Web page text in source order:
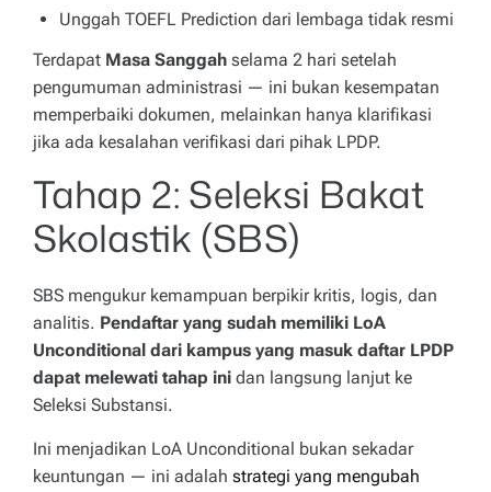
Unggah TOEFL Prediction dari lembaga tidak resmi
Terdapat Masa Sanggah selama 2 hari setelah
pengumuman administrasi — ini bukan kesempatan
memperbaiki dokumen, melainkan hanya klarifikasi
jika ada kesalahan verifikasi dari pihak LPDP.
Tahap 2: Seleksi Bakat
Skolastik (SBS)
SBS mengukur kemampuan berpikir kritis, logis, dan
analitis. Pendaftar yang sudah memiliki LoA
Unconditional dari kampus yang masuk daftar LPDP
dapat melewati tahap ini dan langsung lanjut ke
Seleksi Substansi.
Ini menjadikan LoA Unconditional bukan sekadar
keuntungan — ini adalah strategi yang mengubah